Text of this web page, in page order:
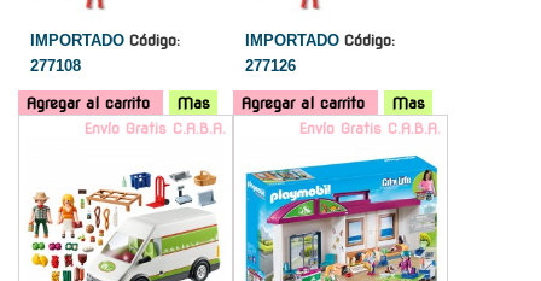
IMPORTADO Código:
277108
Agregar al carrito Mas
IMPORTADO Código:
277126
Agregar al carrito
Mas
Envío Gratis C.A.B.A.
Envío Gratis C.A.B.A.